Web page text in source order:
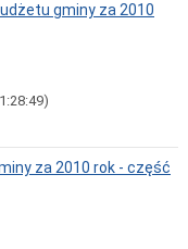
gminy za 2010
za 2010 rok - część